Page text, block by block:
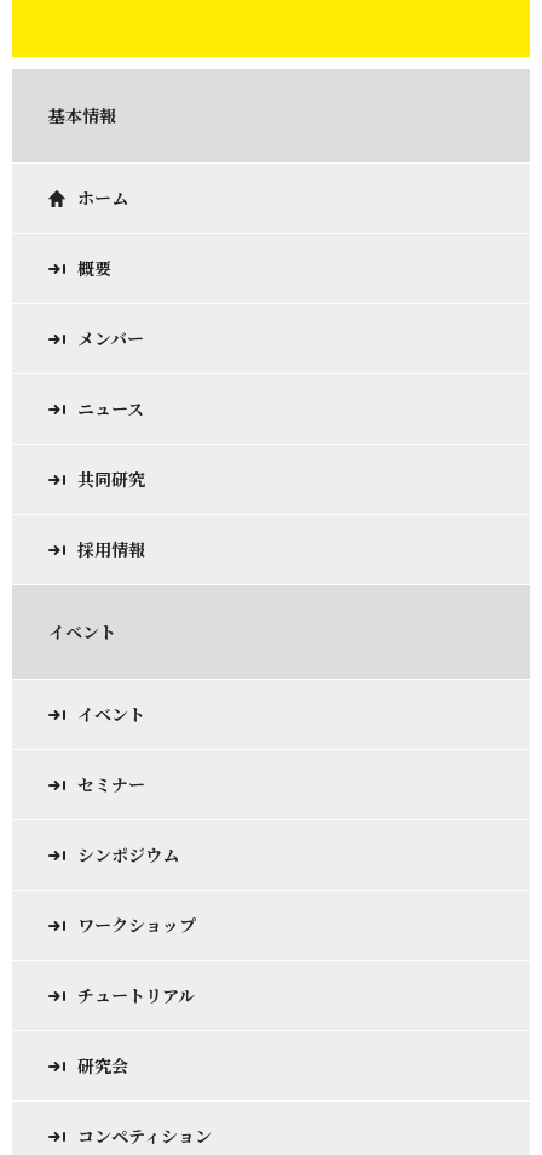
基本情報
ホーム
概要
メンバー
ニュース
共同研究
採用情報
イベント
イベント
セミナー
シンポジウム
ワークショップ
チュートリアル
研究会
コンペティション